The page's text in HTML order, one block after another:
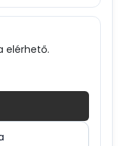
elérhető.